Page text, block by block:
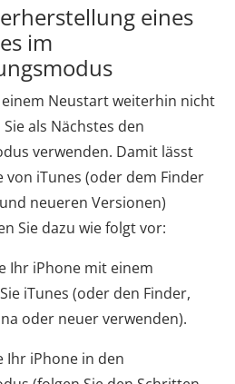
eines
im
Neustart weiterhin nicht
als Nächstes den
verwenden. Damit lässt
iTunes (oder dem Finder
neueren Versionen)
Sie dazu wie folgt vor:
Ihr iPhone mit einem
iTunes (oder den Finder,
oder neuer verwenden).
Ihr iPhone in den